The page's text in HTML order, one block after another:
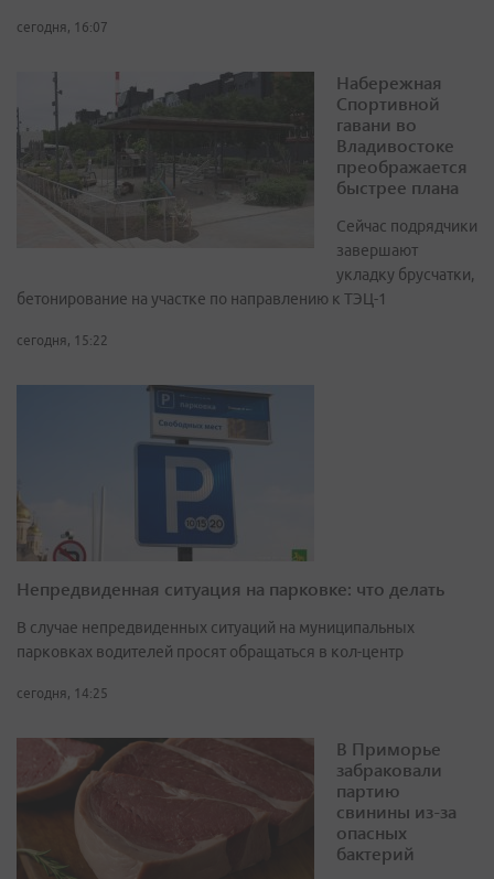
сегодня, 16:07
Набережная
Спортивной
гавани во
Владивостоке
преображается
быстрее плана
Сейчас подрядчики
завершают
укладку брусчатки,
бетонирование на участке по направлению к ТЭЦ-1
сегодня, 15:22
Непредвиденная ситуация на парковке: что делать
В случае непредвиденных ситуаций на муниципальных
парковках водителей просят обращаться в кол-центр
сегодня, 14:25
В Приморье
забраковали
партию
свинины из-за
опасных
бактерий